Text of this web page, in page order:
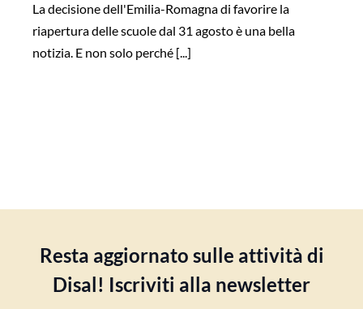
Contattaci
La decisione dell'Emilia-Romagna di favorire la
riapertura delle scuole dal 31 agosto è una bella
notizia. E non solo perché [...]
Resta aggiornato sulle attività di
Disal! Iscriviti alla newsletter